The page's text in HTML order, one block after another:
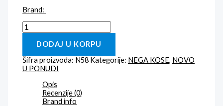
Brand:
DODAJ U KORPU
Šifra proizvoda: N58 Kategorije: NEGA KOSE, NOVO
U PONUDI
Opis
Recenzije (0)
Brand info